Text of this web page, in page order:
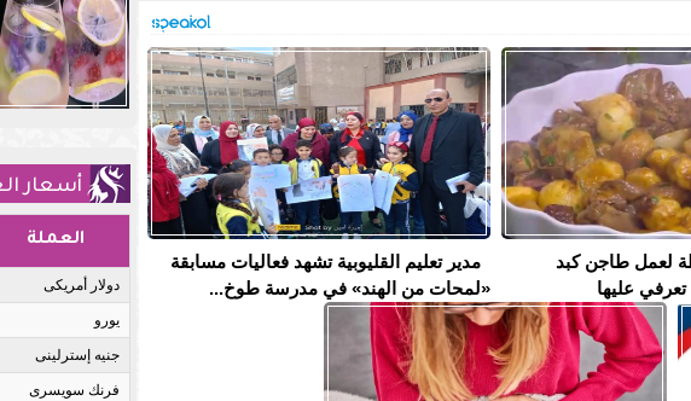
لعمل طاجن كبد
عليها
مدير تعليم القليوبية تشهد فعاليات مسابقة
«لمحات من الهند» في مدرسة طوخ...
أسعار
العملة
دولار أمريكى
يورو
جنيه إسترلينى
فرنك سويسرى